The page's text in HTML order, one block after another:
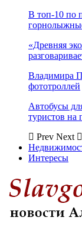
В топ-10 по
«Древняя
Владимира
фототроллей
Автобусы
туристов на
Prev Next
Интересы